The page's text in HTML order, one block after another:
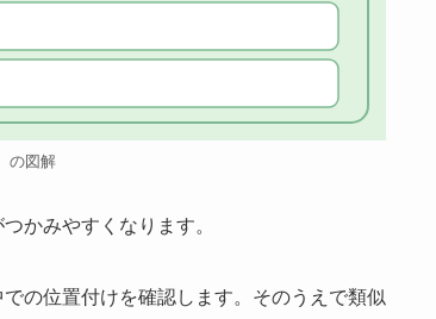
の図解
かみやすくなります。
の位置付けを確認します。そのうえで類似